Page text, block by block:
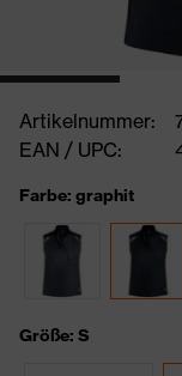
Artikelnummer:
EAN / UPC:
Farbe: graphit
Größe: S